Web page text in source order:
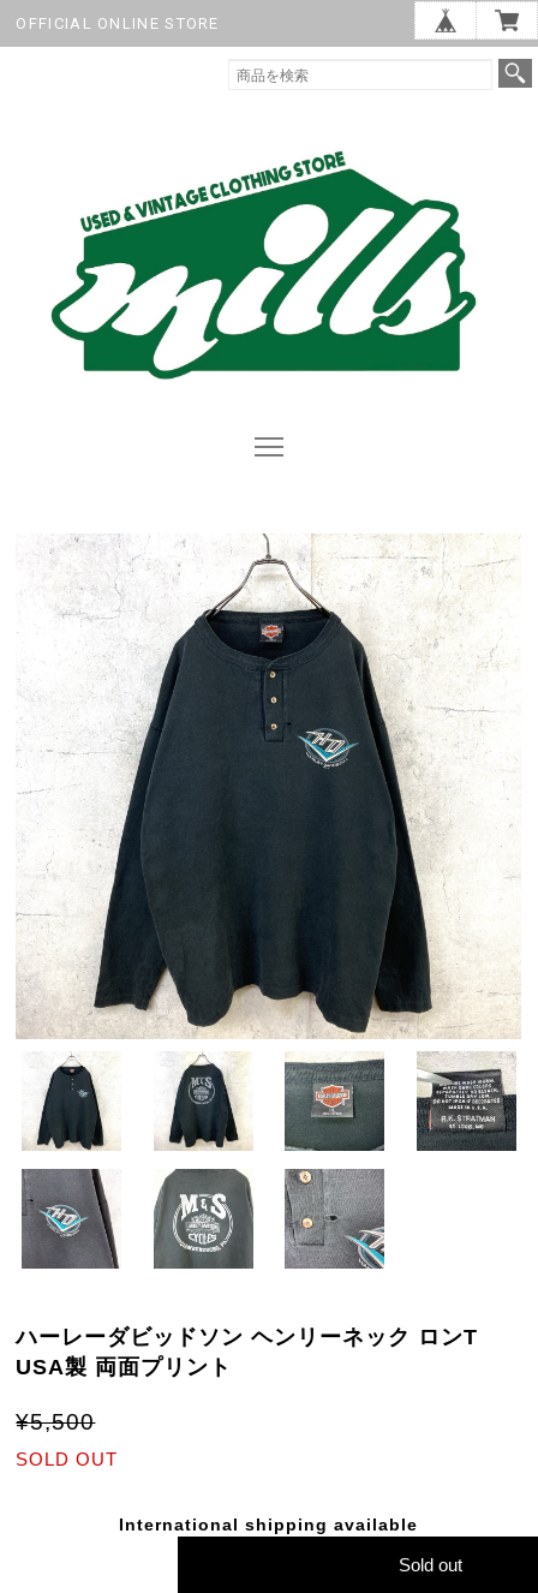
OFFICIAL ONLINE STORE
ハーレーダビッドソン ヘンリーネック ロンT
USA製 両面プリント
¥5,500
SOLD OUT
International shipping available
Sold out